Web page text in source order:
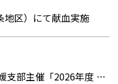
地区）にて献血実施
一般社団法人日本ボイラ協会 愛媛支部主催「2026年度 優良ボイラー技士等表彰」にて ミウラグループの製造会社の3名が「優良ボイラー溶接士」として表彰されました